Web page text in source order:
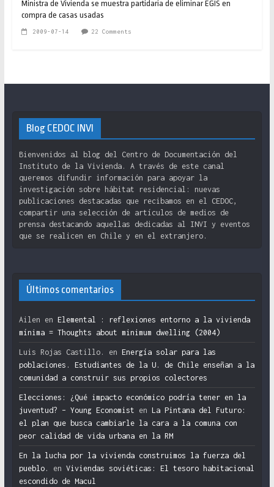
Ministra de Vivienda se muestra partidaria de eliminar EGIS en
compra de casas usadas
2009-07-14 22 Comments
Blog CEDOC INVI
Bienvenidos al blog del Centro de Documentación del
Instituto de la Vivienda. A través de este canal
queremos difundir información para apoyar la
investigación sobre hábitat residencial: nuevas
publicaciones destacadas que recibamos en el CEDOC,
compartir una selección de artículos de medios de
prensa destacando aquellas dedicadas al INVI y eventos
que se realicen en Chile y en el extranjero.
Últimos comentarios
Ailen en Elemental : reflexiones entorno a la vivienda
mínima = Thoughts about minimum dwelling (2004)
Luis Rojas Castillo. en Energía solar para las
poblaciones. Estudiantes de la U. de Chile enseñan a la
comunidad a construir sus propios colectores
Elecciones: ¿Qué impacto económico podría tener en la
juventud? – Young Economist en La Pintana del Futuro:
el plan que busca cambiarle la cara a la comuna con
peor calidad de vida urbana en la RM
En la lucha por la vivienda construimos la fuerza del
pueblo.
en Viviendas soviéticas: El tesoro habitacional
escondido de Macul